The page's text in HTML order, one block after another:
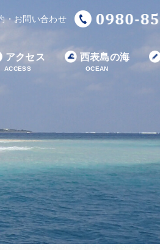
・お問い合わせ
アクセス
ACCESS
西表島の海
OCEAN